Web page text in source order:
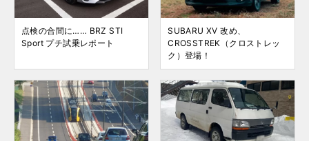
点検の合間に…… BRZ STI
Sport プチ試乗レポート
SUBARU XV 改め、
CROSSTREK（クロストレッ
ク）登場！